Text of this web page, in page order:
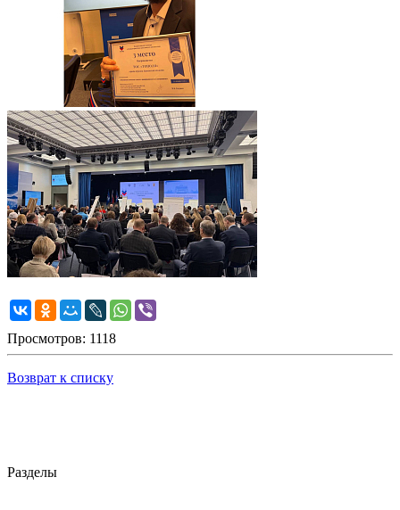
Просмотров: 1118
Возврат к списку
Разделы